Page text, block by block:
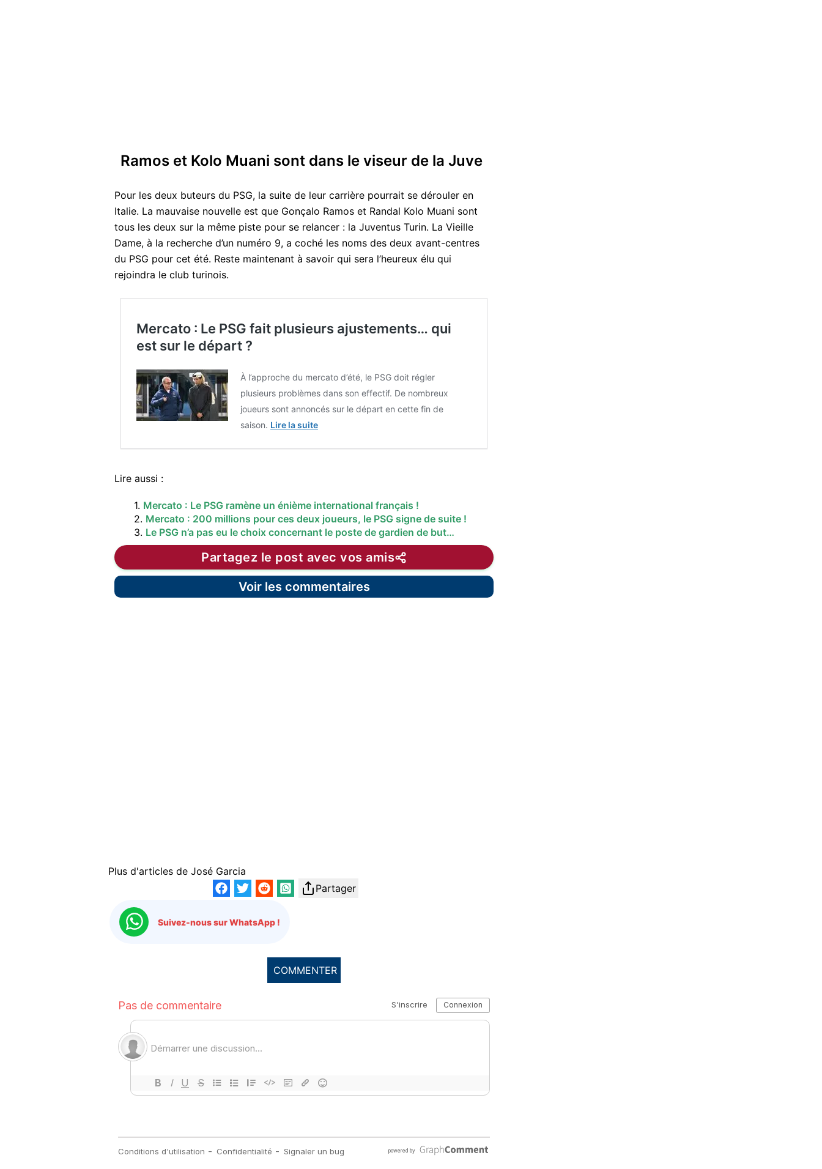
Ramos et Kolo Muani sont dans le viseur de la Juve
Pour les deux buteurs du PSG, la suite de leur carrière pourrait se dérouler en
Italie. La mauvaise nouvelle est que Gonçalo Ramos et Randal Kolo Muani sont
tous les deux sur la même piste pour se relancer : la Juventus Turin. La Vieille
Dame, à la recherche d’un numéro 9, a coché les noms des deux avant-centres
du PSG pour cet été. Reste maintenant à savoir qui sera l’heureux élu qui
rejoindra le club turinois.
Mercato : Le PSG fait plusieurs ajustements… qui
est sur le départ ?
À l’approche du mercato d’été, le PSG doit régler
plusieurs problèmes dans son effectif. De nombreux
joueurs sont annoncés sur le départ en cette fin de
saison. Lire la suite
Lire aussi :
1. Mercato : Le PSG ramène un énième international français !
2. Mercato : 200 millions pour ces deux joueurs, le PSG signe de suite !
3. Le PSG n’a pas eu le choix concernant le poste de gardien de but…
Partagez le post avec vos amis
Voir les commentaires
Plus d'articles de José Garcia
Partager
Suivez-nous sur WhatsApp !
COMMENTER